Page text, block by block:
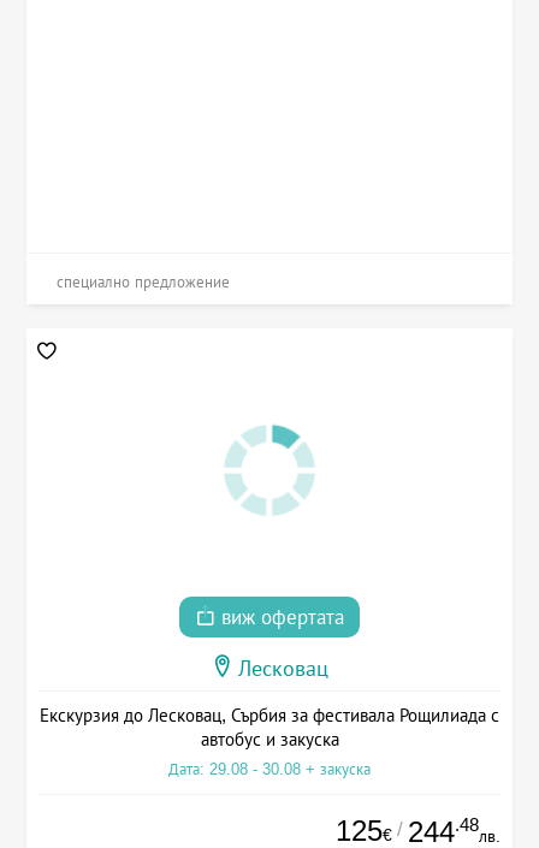
специално предложение
виж офертата
Лесковац
Екскурзия до Лесковац, Сърбия за фестивала Рощилиада с
автобус и закуска
Дата: 29.08 - 30.08 + закуска
125€ / 244.48
лв.